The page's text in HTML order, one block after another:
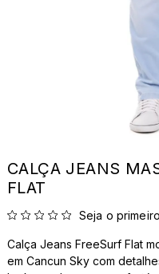
CALÇA JEANS
FLAT
Seja o
Calça Jeans FreeSurf Flat
em Cancun Sky com